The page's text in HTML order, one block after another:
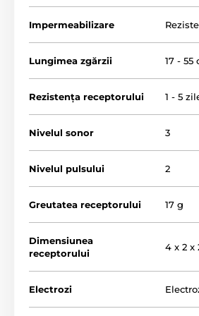
Impermeabilizare
Lungimea zgărzii 17 - 55
Rezistența receptorului 1 - 5
Nivelul sonor 3
Nivelul pulsului 2
Greutatea receptorului 17 g
Dimensiunea
receptorului
4 x 2 x
Electrozi